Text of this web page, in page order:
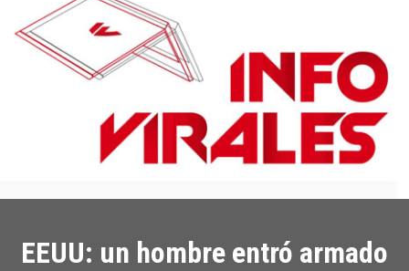
EEUU: un hombre entró armado